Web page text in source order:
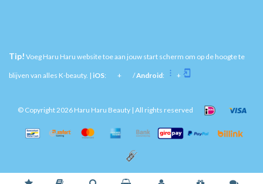
Tip! Voeg Haru Haru website toe aan jouw start scherm om op de hoogte te
blijven van alles K-beauty. | iOS: + /Android: +
© Copyright 2026 Haru Haru Beauty | All rights reserved